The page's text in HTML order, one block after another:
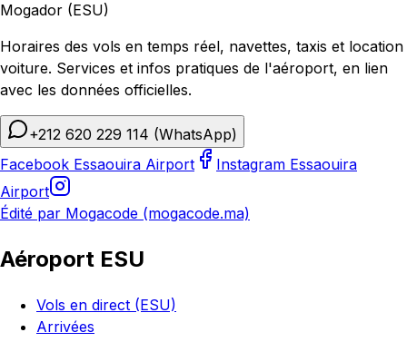
Mogador (ESU)
Horaires des vols en temps réel, navettes, taxis et location
voiture. Services et infos pratiques de l'aéroport, en lien
avec les données officielles.
+212 620 229 114 (WhatsApp)
Facebook Essaouira Airport
Instagram Essaouira
Airport
Édité par Mogacode (mogacode.ma)
Aéroport ESU
Vols en direct (ESU)
Arrivées